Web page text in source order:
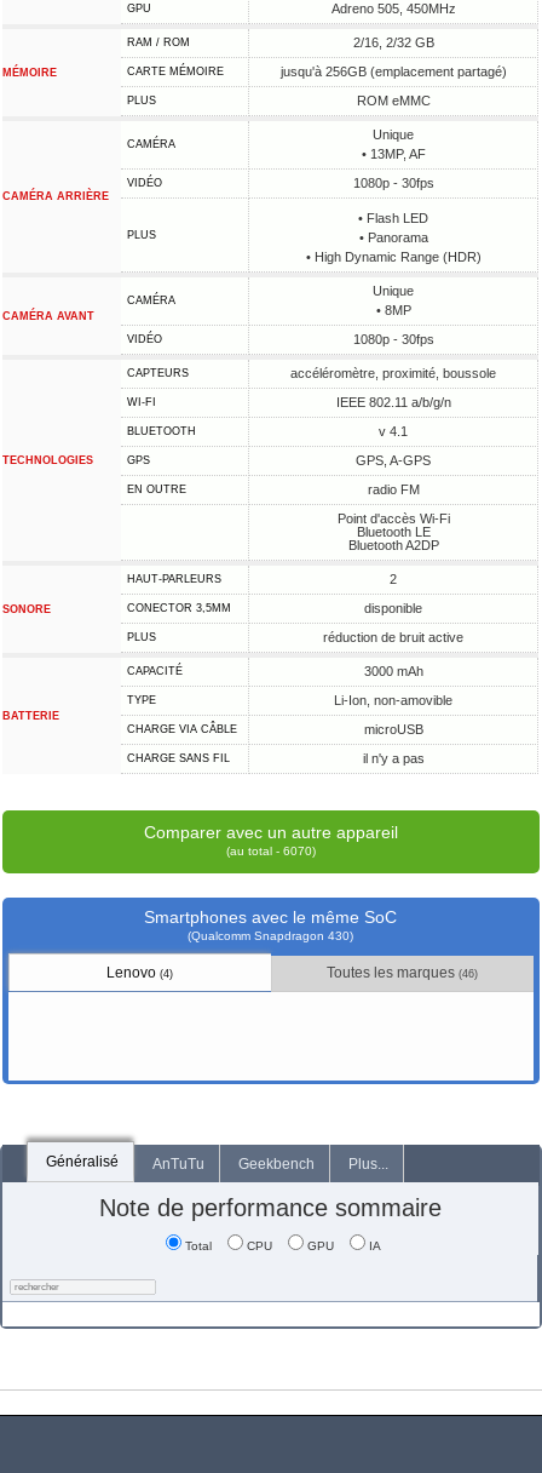
GPU Adreno 505, 450MHz
MÉMOIRE
RAM / ROM 2/16, 2/32 GB
CARTE MÉMOIRE jusqu'à 256GB (emplacement partagé)
PLUS ROM eMMC
CAMÉRA ARRIÈRE
CAMÉRA
Unique
• 13MP, AF
VIDÉO 1080p - 30fps
PLUS
• Flash LED
• Panorama
• High Dynamic Range (HDR)
CAMÉRA AVANT
CAMÉRA
Unique
• 8MP
VIDÉO 1080p - 30fps
TECHNOLOGIES
CAPTEURS accéléromètre, proximité, boussole
WI-FI IEEE 802.11 a/b/g/n
BLUETOOTH v 4.1
GPS GPS, A-GPS
EN OUTRE
radio FM
Point d'accès Wi-Fi
Bluetooth LE
Bluetooth A2DP
SONORE
HAUT-PARLEURS 2
CONECTOR 3,5MM disponible
PLUS réduction de bruit active
BATTERIE
CAPACITÉ 3000 mAh
TYPE Li-Ion, non-amovible
CHARGE VIA CÂBLE microUSB
CHARGE SANS FIL il n'y a pas
Comparer avec un autre appareil
(au total - 6070)
Smartphones avec le même SoC
(Qualcomm Snapdragon 430)
Lenovo(4) Toutes les marques(46)
Généralisé AnTuTu Geekbench Plus...
Note de performance sommaire
Total CPU GPU IA